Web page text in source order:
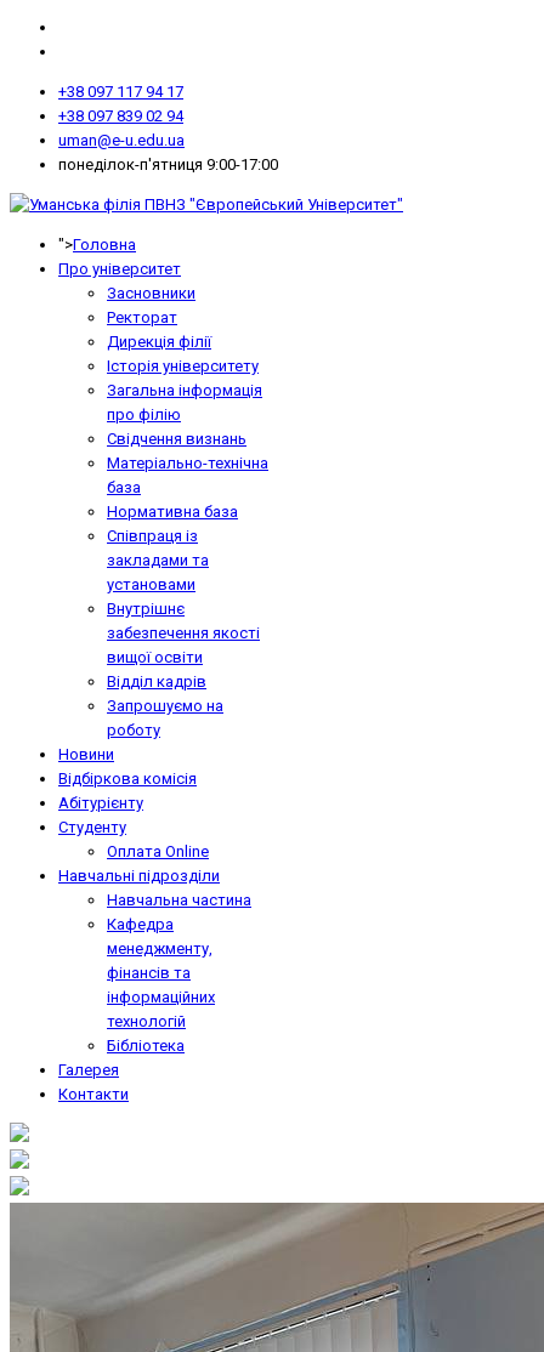
+38 097 117 94 17
+38 097 839 02 94
uman@e-u.edu.ua
понеділок-п'ятниця 9:00-17:00
">Головна
Про університет
Засновники
Ректорат
Дирекція філії
Історія університету
Загальна інформація
про філію
Свідчення визнань
Матеріально-технічна
база
Нормативна база
Співпраця із
закладами та
установами
Внутрішнє
забезпечення якості
вищої освіти
Відділ кадрів
Запрошуємо на
роботу
Новини
Відбіркова комісія
Абітурієнту
Студенту
Оплата Online
Навчальні підрозділи
Навчальна частина
Кафедра
менеджменту,
фінансів та
інформаційних
технологій
Бібліотека
Галерея
Контакти